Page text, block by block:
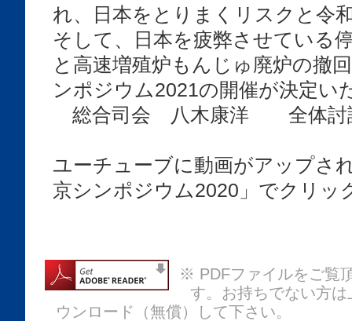
れ、日本をとりまくリスクと令
そして、日本を疲弊させている
と高速増殖炉もんじゅ廃炉の撤
ンポジウム2021の開催が決定い
総合司会 八木康洋 全体討
ユーチューブに動画がアップさ
京シンポジウム2020」でクリッ
※ PDFファイルをご覧
す。お持ちでない方
ウンロード（無償）して下さい。